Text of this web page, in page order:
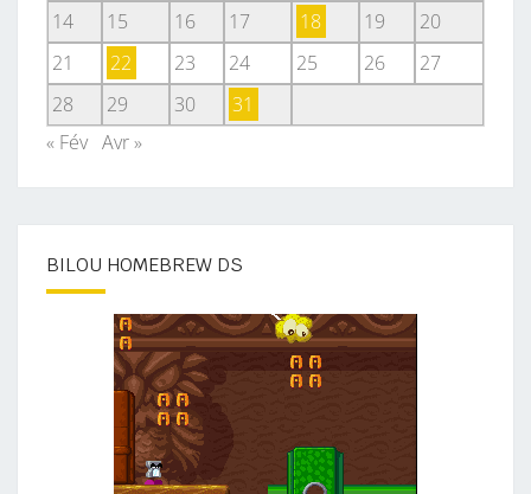
14
15 16 17 18 19
20
21
22 23 24 25 26
27
28
29 30
31
« Fév Avr »
BILOU HOMEBREW DS